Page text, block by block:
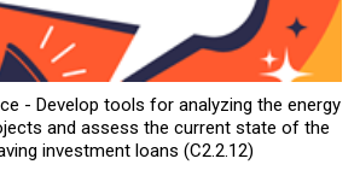
- Develop tools for analyzing the energy
and assess the current state of the
investment loans (C2.2.12)